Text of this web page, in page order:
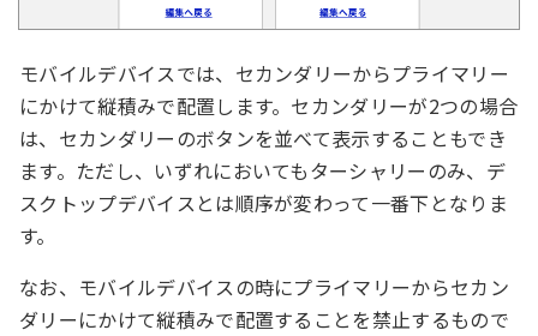
モバイルデバイスでは、セカンダリーからプライマリー
にかけて縦積みで配置します。セカンダリーが2つの場合
は、セカンダリーのボタンを並べて表示することもでき
ます。ただし、いずれにおいてもターシャリーのみ、デ
スクトップデバイスとは順序が変わって一番下となりま
す。
なお、モバイルデバイスの時にプライマリーからセカン
ダリーにかけて縦積みで配置することを禁止するもので